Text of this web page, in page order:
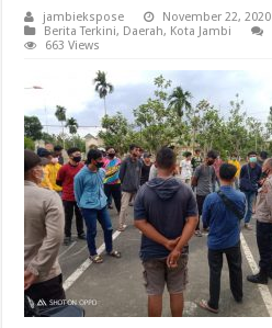
jambiekspose
November 22, 2020
Berita Terkini, Daerah, Kota Jambi
663 Views